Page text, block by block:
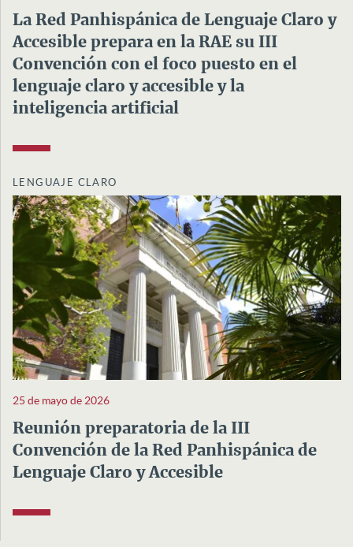
La Red Panhispánica de Lenguaje Claro y
Accesible prepara en la RAE su III
Convención con el foco puesto en el
lenguaje claro y accesible y la
inteligencia artificial
LENGUAJE CLARO
25 de mayo de 2026
Reunión preparatoria de la III
Convención de la Red Panhispánica de
Lenguaje Claro y Accesible